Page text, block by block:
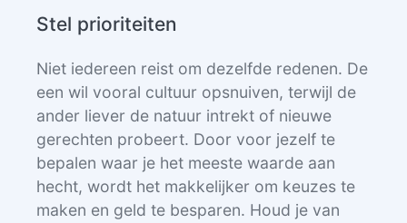
Stel prioriteiten
Niet iedereen reist om dezelfde redenen. De
een wil vooral cultuur opsnuiven, terwijl de
ander liever de natuur intrekt of nieuwe
gerechten probeert. Door voor jezelf te
bepalen waar je het meeste waarde aan
hecht, wordt het makkelijker om keuzes te
maken en geld te besparen. Houd je van